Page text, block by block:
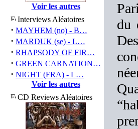
Voir les autres
Interviews Aléatoires
· MAYHEM (no) - B…
· MARDUK (se) - L…
· RHAPSODY OF FIR…
· GREEN CARNATION…
· NIGHT (FRA) - L…
Voir les autres
CD Reviews Aléatoires
du